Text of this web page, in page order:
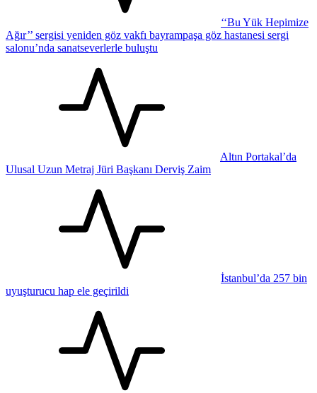
‘‘Bu Yük Hepimize
Ağır’’ sergisi yeniden göz vakfı bayrampaşa göz hastanesi sergi
salonu’nda sanatseverlerle buluştu
Altın Portakal’da
Ulusal Uzun Metraj Jüri Başkanı Derviş Zaim
İstanbul’da 257 bin
uyuşturucu hap ele geçirildi